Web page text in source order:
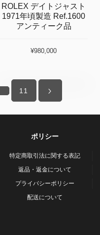
ROLEX デイトジャスト
1971年頃製造 Ref.1600
アンティーク品
¥980,000
11
ポリシー
特定商取引法に関する表記
返品・返金について
プライバシーポリシー
配送について